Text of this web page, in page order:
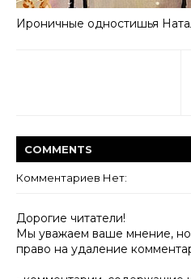
Ироничные одностишья
COMMENTS
Комментариев Нет:
Дорогие читатели!
Мы уважаем ваше мнение, но
право на удаление